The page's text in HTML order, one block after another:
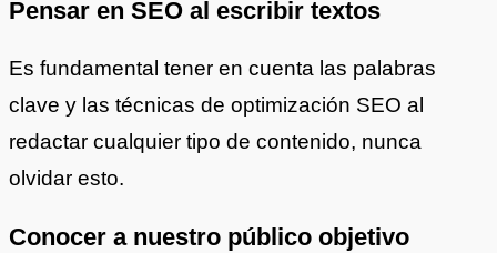
Pensar en SEO al escribir textos
Es fundamental tener en cuenta las palabras
clave y las técnicas de optimización SEO al
redactar cualquier tipo de contenido, nunca
olvidar esto.
Conocer a nuestro público objetivo